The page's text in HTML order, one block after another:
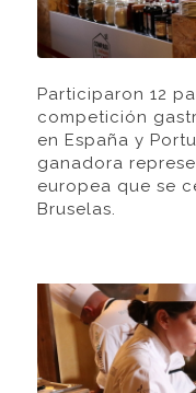
Participaron 12
competición
en España y
ganadora
europea que se
Bruselas.